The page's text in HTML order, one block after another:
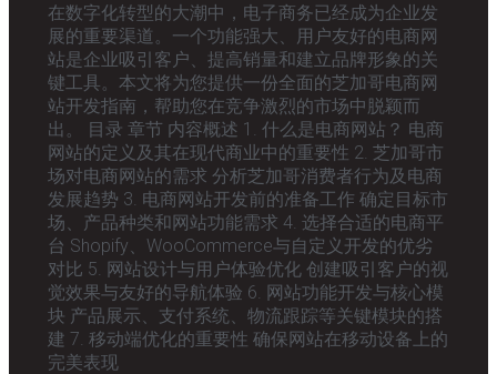
在数字化转型的大潮中，电子商务已经成为企业发
展的重要渠道。一个功能强大、用户友好的电商网
站是企业吸引客户、提高销量和建立品牌形象的关
键工具。本文将为您提供一份全面的芝加哥电商网
站开发指南，帮助您在竞争激烈的市场中脱颖而
出。 目录 章节 内容概述 1. 什么是电商网站？ 电商
网站的定义及其在现代商业中的重要性 2. 芝加哥市
场对电商网站的需求 分析芝加哥消费者行为及电商
发展趋势 3. 电商网站开发前的准备工作 确定目标市
场、产品种类和网站功能需求 4. 选择合适的电商平
台 Shopify、WooCommerce与自定义开发的优劣
对比 5. 网站设计与用户体验优化 创建吸引客户的视
觉效果与友好的导航体验 6. 网站功能开发与核心模
块 产品展示、支付系统、物流跟踪等关键模块的搭
建 7. 移动端优化的重要性 确保网站在移动设备上的
完美表现